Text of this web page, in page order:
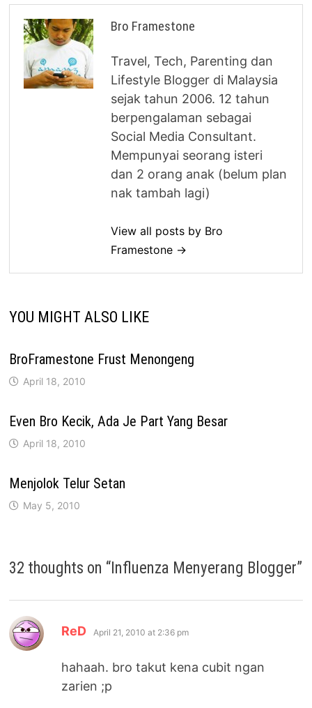
Bro Framestone
Travel, Tech, Parenting dan
Lifestyle Blogger di Malaysia
sejak tahun 2006. 12 tahun
berpengalaman sebagai
Social Media Consultant.
Mempunyai seorang isteri
dan 2 orang anak (belum plan
nak tambah lagi)
View all posts by Bro
Framestone →
YOU MIGHT ALSO LIKE
BroFramestone Frust Menongeng
April 18, 2010
Even Bro Kecik, Ada Je Part Yang Besar
April 18, 2010
Menjolok Telur Setan
May 5, 2010
32 thoughts on “ Influenza Menyerang Blogger”
ReD says:
April 21, 2010 at 2:36 pm
hahaah. bro takut kena cubit ngan
zarien ;p